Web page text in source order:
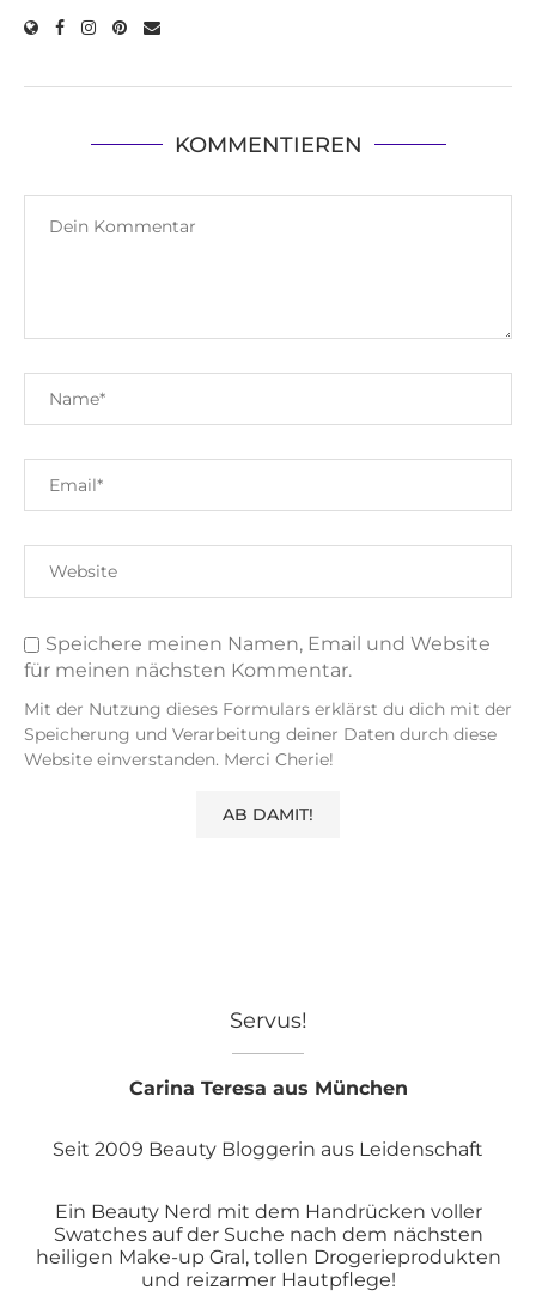
KOMMENTIEREN
Speichere meinen Namen, Email und Website
für meinen nächsten Kommentar.
Mit der Nutzung dieses Formulars erklärst du dich mit der
Speicherung und Verarbeitung deiner Daten durch diese
Website einverstanden. Merci Cherie!
Servus!
Carina Teresa aus München
Seit 2009 Beauty Bloggerin aus Leidenschaft
Ein Beauty Nerd mit dem Handrücken voller
Swatches auf der Suche nach dem nächsten
heiligen Make-up Gral, tollen Drogerieprodukten
und reizarmer Hautpflege!